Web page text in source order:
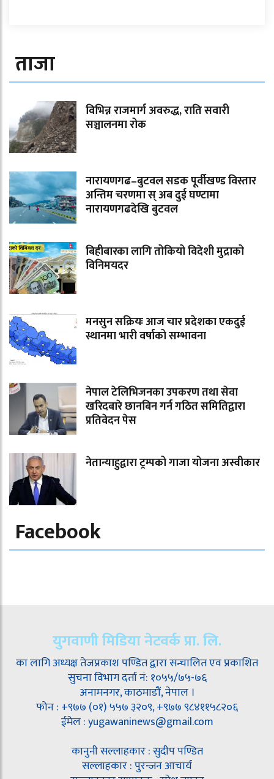
ताजा
विभिन्न राजमार्ग अवरुद्ध, राति सवारी
सञ्चालनमा रोक
नारायणगढ–बुटवल सडक पूर्वीखण्ड विस्तार
अन्तिम चरणमा स् अब दुई घण्टामा
नारायणगढदेखि बुटवल
बिहीबारका लागि तोकियो विदेशी मुद्राको
विनिमयदर
मनसुन सक्रियः आज चार प्रदेशका एकदुई
स्थानमा भारी वर्षाको सम्भावना
नेपाल टेलिभिजनका उपकरण तथा सेवा
खरिदबारे छानबिन गर्न गठित समितिद्वारा
प्रतिवेदन पेस
नेतान्याहुद्वारा ट्रम्पको गाजा योजना अस्वीकार
Facebook
युगवाणी मिडिया नेटवर्क प्रा. लि.
का लागि अध्यक्ष तेजप्रकाश पण्डित द्वारा सन्चालित एव प्रकाशित
सुचना विभाग दर्ता नं: १०५५/७५-७६
अनामनगर, काठमाडौं, नेपाल ।
फोन : +९७७ (०१) ५५७ ३२०९, +९७७ ९८४११५८२०६
ईमेल : yugawaninews@gmail.com
कानुनी सल्लाहकार : सुदीप पण्डित
सल्लाहकार : पुरन्जन आचार्य